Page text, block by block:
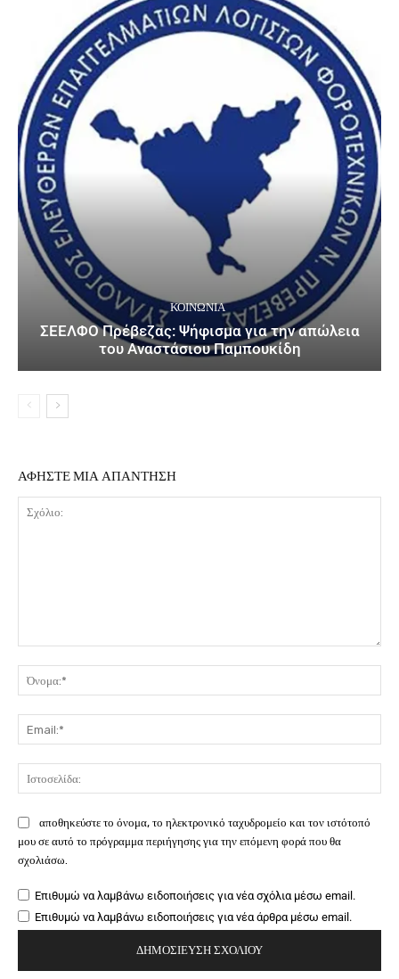
ΚΟΙΝΩΝΙΑ
ΣΕΕΛΦΟ Πρέβεζας: Ψήφισμα για την απώλεια
του Αναστάσιου Παμπουκίδη
ΑΦΗΣΤΕ ΜΙΑ ΑΠΑΝΤΗΣΗ
αποθηκεύστε το όνομα, το ηλεκτρονικό ταχυδρομείο και τον ιστότοπό
μου σε αυτό το πρόγραμμα περιήγησης για την επόμενη φορά που θα
σχολιάσω.
Επιθυμώ να λαμβάνω ειδοποιήσεις για νέα σχόλια μέσω email.
Επιθυμώ να λαμβάνω ειδοποιήσεις για νέα άρθρα μέσω email.